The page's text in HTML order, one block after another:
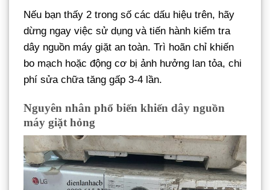
Nếu bạn thấy 2 trong số các dấu hiệu trên, hãy
dừng ngay việc sử dụng và tiến hành kiểm tra
dây nguồn máy giặt an toàn. Trì hoãn chỉ khiến
bo mạch hoặc động cơ bị ảnh hưởng lan tỏa, chi
phí sửa chữa tăng gấp 3-4 lần.
Nguyên nhân phổ biến khiến dây nguồn
máy giặt hỏng